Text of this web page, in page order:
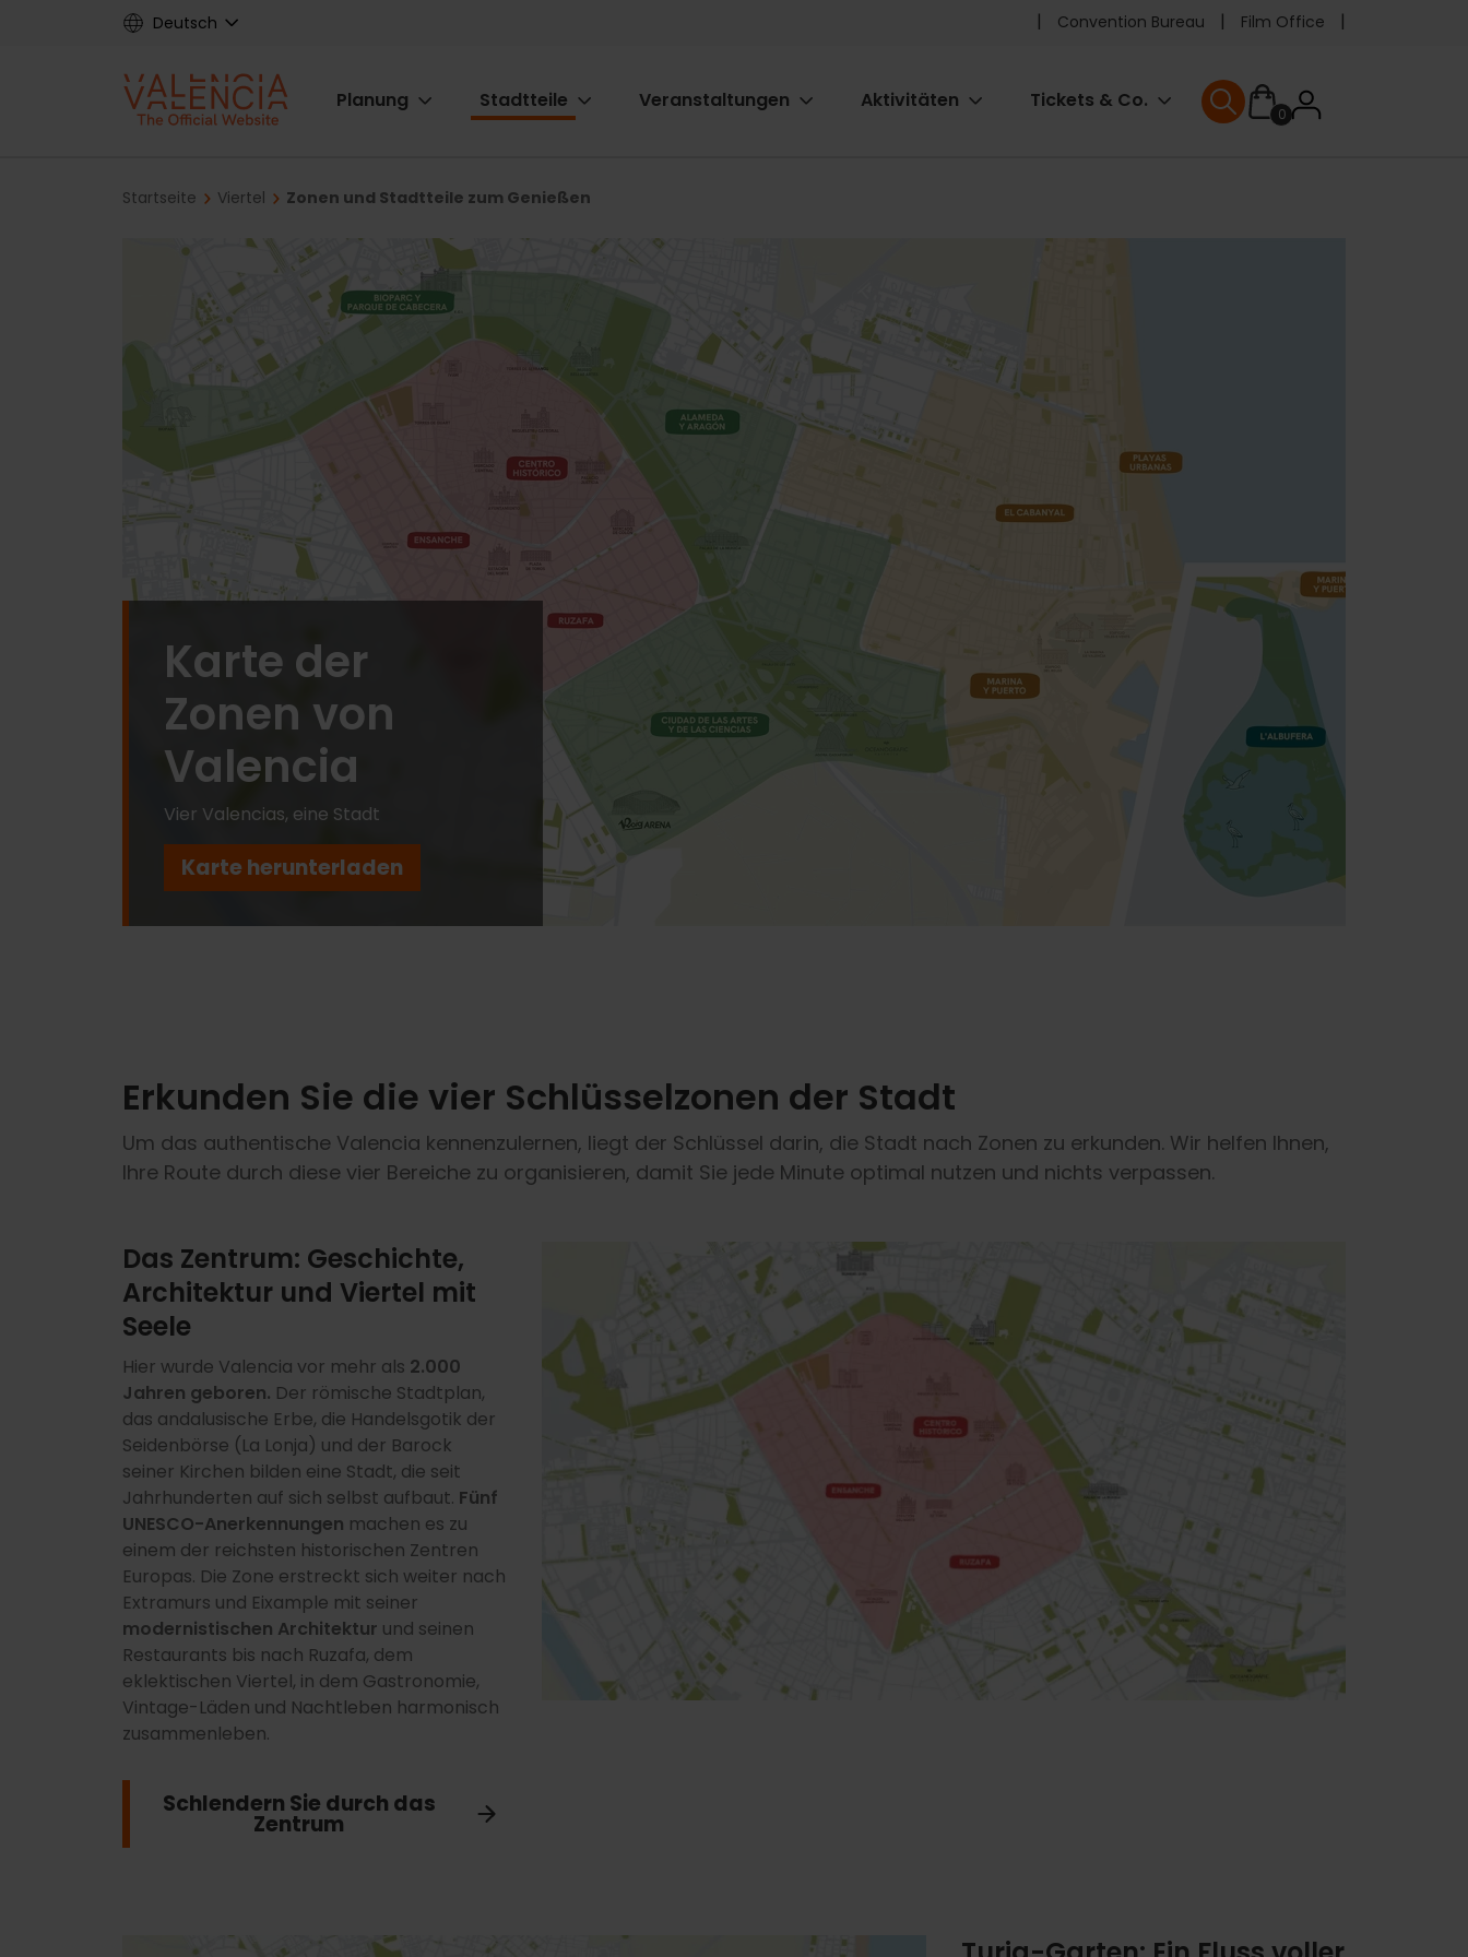
Deutsch
Pre
header
Convention Bureau Film Office
Main
Planung Stadtteile Veranstaltungen Aktivitäten Tickets & Co.
0User
User menu
Breadcrumb
Startseite Viertel Zonen und Stadtteile zum Genießen
Karte der
Zonen von
Valencia
Vier Valencias, eine Stadt
Karte herunterladen
Erkunden Sie die vier Schlüsselzonen der Stadt
Um das authentische Valencia kennenzulernen, liegt der Schlüssel darin, die Stadt nach Zonen zu erkunden. Wir helfen Ihnen,
Ihre Route durch diese vier Bereiche zu organisieren, damit Sie jede Minute optimal nutzen und nichts verpassen.
Das Zentrum: Geschichte,
Architektur und Viertel mit
Seele
Hier wurde Valencia vor mehr als 2.000
Jahren geboren. Der römische Stadtplan,
das andalusische Erbe, die Handelsgotik der
Seidenbörse (La Lonja) und der Barock
seiner Kirchen bilden eine Stadt, die seit
Jahrhunderten auf sich selbst aufbaut. Fünf
UNESCO-Anerkennungen machen es zu
einem der reichsten historischen Zentren
Europas. Die Zone erstreckt sich weiter nach
Extramurs und Eixample mit seiner
modernistischen Architektur und seinen
Restaurants bis nach Ruzafa, dem
eklektischen Viertel, in dem Gastronomie,
Vintage-Läden und Nachtleben harmonisch
zusammenleben.
Schlendern Sie durch das
Zentrum